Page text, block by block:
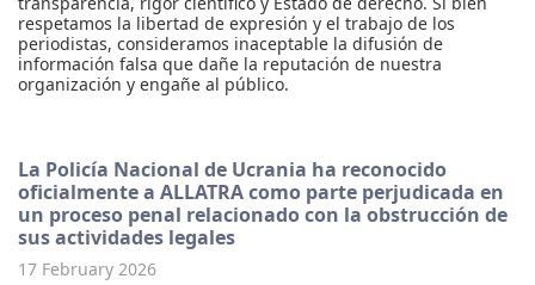
respetamos la libertad de expresión y el trabajo de los
periodistas, consideramos inaceptable la difusión de
información falsa que dañe la reputación de nuestra
organización y engañe al público.
La Policía Nacional de Ucrania ha reconocido
oficialmente a ALLATRA como parte perjudicada en
un proceso penal relacionado con la obstrucción de
sus actividades legales
17 February 2026